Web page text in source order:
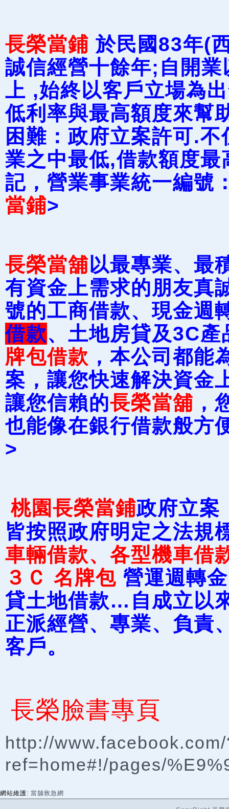
長榮當鋪 於民國83年(
誠信經營十餘年;自開
上 ,始終以客戶立場為
低利率與最高額度來幫
困難：政府立案許可.
業之中最低,借款額度
記，營業事業統一編號
當鋪>
長榮當舖以最專業、最
有資金上需求的朋友真
號的工商借款、現金週
借款、土地房貸及3C
牌包借款 ，本公司都能
案，讓您快速解決資金
讓您信賴的長榮當舖 ，
也能像在銀行借款般方
>
桃園長榮當鋪政府立案
皆按照政府明定之法規
車輛借款、各型機車借
３Ｃ 名牌包 營運週轉
貸土地借款…自成立以
正派經營、專業、負責
客戶。
長榮臉書專頁
http://
ref=home#!/pages/
網站維護: 當舖救急網